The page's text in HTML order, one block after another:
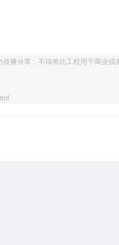
播分享，不得将此工程用于商业或